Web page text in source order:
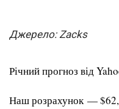
Джерело: Zacks
Річний прогноз від
Наш розрахунок —